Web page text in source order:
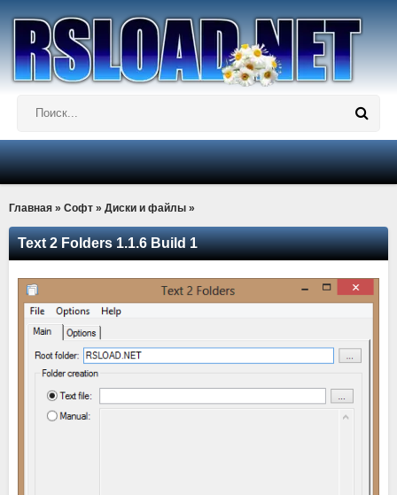
Главная » Софт » Диски и файлы »
Text 2 Folders 1.1.6 Build 1